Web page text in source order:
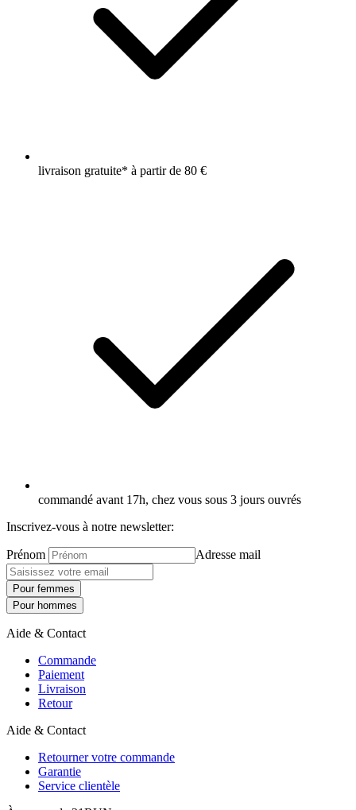
livraison gratuite* à partir de 80 €
commandé avant 17h, chez vous sous 3 jours ouvrés
Inscrivez-vous à notre newsletter:
Prénom Adresse mail
Pour femmes
Pour hommes
Aide & Contact
Commande
Paiement
Livraison
Retour
Aide & Contact
Retourner votre commande
Garantie
Service clientèle